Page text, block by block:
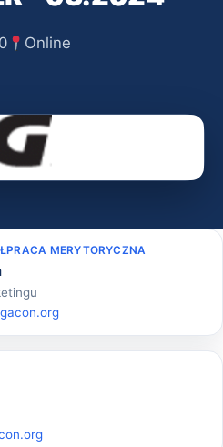
Online
MERYTORYCZNA